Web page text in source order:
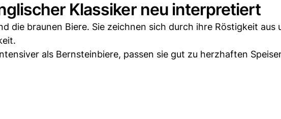
Klassiker neu interpretiert
die braunen Biere. Sie zeichnen sich durch ihre Röstigkeit aus
als Bernsteinbiere, passen sie gut zu herzhaften